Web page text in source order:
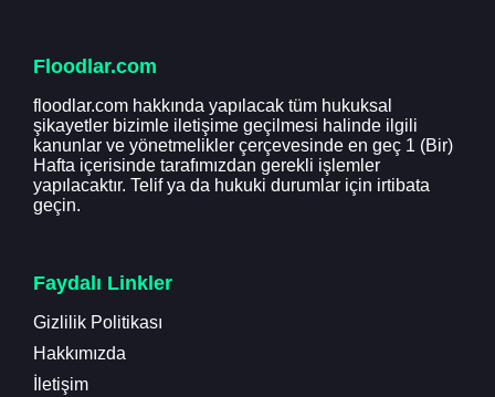
Floodlar.com
floodlar.com hakkında yapılacak tüm hukuksal
şikayetler bizimle iletişime geçilmesi halinde ilgili
kanunlar ve yönetmelikler çerçevesinde en geç 1 (Bir)
Hafta içerisinde tarafımızdan gerekli işlemler
yapılacaktır. Telif ya da hukuki durumlar için irtibata
geçin.
Faydalı Linkler
Gizlilik Politikası
Hakkımızda
İletişim